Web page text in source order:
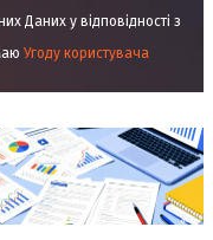
Даних у відповідності з
Угоду користувача